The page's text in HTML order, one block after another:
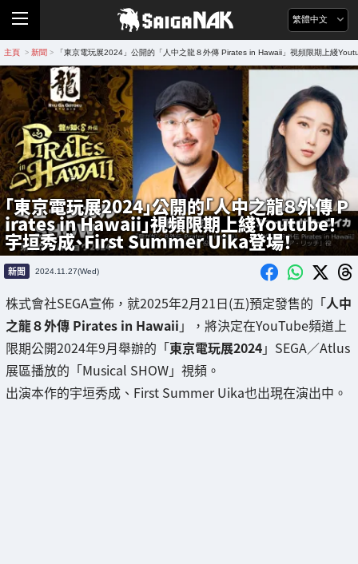
繁體中文
主頁 > 新聞 > 「東京電玩展2024」公開的「人中之龍８外傳 Pirates in Hawaii」視頻限期上綫
「東京電玩展2024」公開的「人中之龍８外傳 P
irates in Hawaii」視頻限期上綫Youtube！
宇垣秀成、First Summer Uika登場！
新聞 2024.11.27(Wed)
株式會社SEGA宣佈，就2025年2月21日(五)預定發售的「人中
之龍８外傳 Pirates in Hawaii 」，將決定在YouTube頻道上
限期公開2024年9月舉辦的「東京電玩展2024」SEGA／Atlus
展區播放的「Musical SHOW」視頻。
出演本作的宇垣秀成、First Summer Uika也出現在演出中。